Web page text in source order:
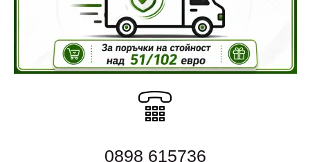
Суров шам фъстък, белен, 1 кг и 5 кг
40.00 € (78.23 лв)
Суров, белен шам фъстък, екстра качество -
0898 615736